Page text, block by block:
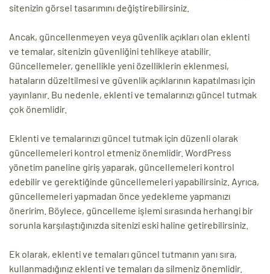
sitenizin görsel tasarımını değiştirebilirsiniz.
Ancak, güncellenmeyen veya güvenlik açıkları olan eklenti
ve temalar, sitenizin güvenliğini tehlikeye atabilir.
Güncellemeler, genellikle yeni özelliklerin eklenmesi,
hataların düzeltilmesi ve güvenlik açıklarının kapatılması için
yayınlanır. Bu nedenle, eklenti ve temalarınızı güncel tutmak
çok önemlidir.
Eklenti ve temalarınızı güncel tutmak için düzenli olarak
güncellemeleri kontrol etmeniz önemlidir. WordPress
yönetim paneline giriş yaparak, güncellemeleri kontrol
edebilir ve gerektiğinde güncellemeleri yapabilirsiniz. Ayrıca,
güncellemeleri yapmadan önce yedekleme yapmanızı
öneririm. Böylece, güncelleme işlemi sırasında herhangi bir
sorunla karşılaştığınızda sitenizi eski haline getirebilirsiniz.
Ek olarak, eklenti ve temaları güncel tutmanın yanı sıra,
kullanmadığınız eklenti ve temaları da silmeniz önemlidir.